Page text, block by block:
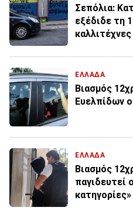
Σεπόλια:
εξέδιδε τη
ΕΛΛΑΔΑ
Βιασμός
Ευελπίδων
ΕΛΛΑΔΑ
Βιασμός
παγιδευτεί
κατηγορίες»